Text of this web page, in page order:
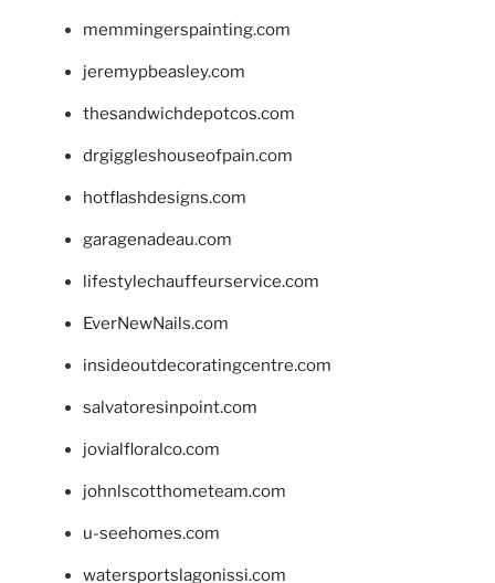
memmingerspainting.com
jeremypbeasley.com
thesandwichdepotcos.com
drgiggleshouseofpain.com
hotflashdesigns.com
garagenadeau.com
lifestylechauffeurservice.com
EverNewNails.com
insideoutdecoratingcentre.com
salvatoresinpoint.com
jovialfloralco.com
johnlscotthometeam.com
u-seehomes.com
watersportslagonissi.com